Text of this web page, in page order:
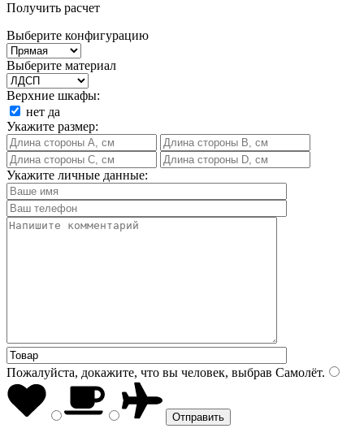
Получить расчет
Выберите конфигурацию
Выберите материал
Верхние шкафы:
нет да
Укажите размер:
Укажите личные данные:
Пожалуйста, докажите, что вы человек, выбрав Самолёт.